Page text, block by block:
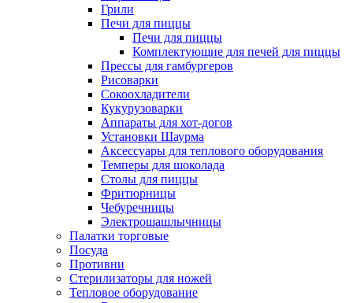
Грили
Печи для пиццы
Печи для пиццы
Комплектующие для печей для пиццы
Прессы для гамбургеров
Рисоварки
Сокоохладители
Кукурузоварки
Аппараты для хот-догов
Установки Шаурма
Аксессуары для теплового оборудования
Темперы для шоколада
Столы для пиццы
Фритюрницы
Чебуречницы
Электрошашлычницы
Палатки торговые
Посуда
Противни
Стерилизаторы для ножей
Тепловое оборудование